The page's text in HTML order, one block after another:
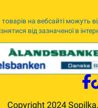
на вебсайті можуть
від зазначеної в
Copyright 2024